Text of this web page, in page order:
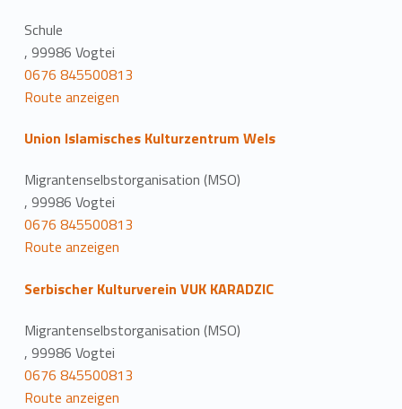
Schule
, 99986 Vogtei
0676 845500813
Route anzeigen
Union Islamisches Kulturzentrum Wels
Migrantenselbstorganisation (MSO)
, 99986 Vogtei
0676 845500813
Route anzeigen
Serbischer Kulturverein VUK KARADZIC
Migrantenselbstorganisation (MSO)
, 99986 Vogtei
0676 845500813
Route anzeigen